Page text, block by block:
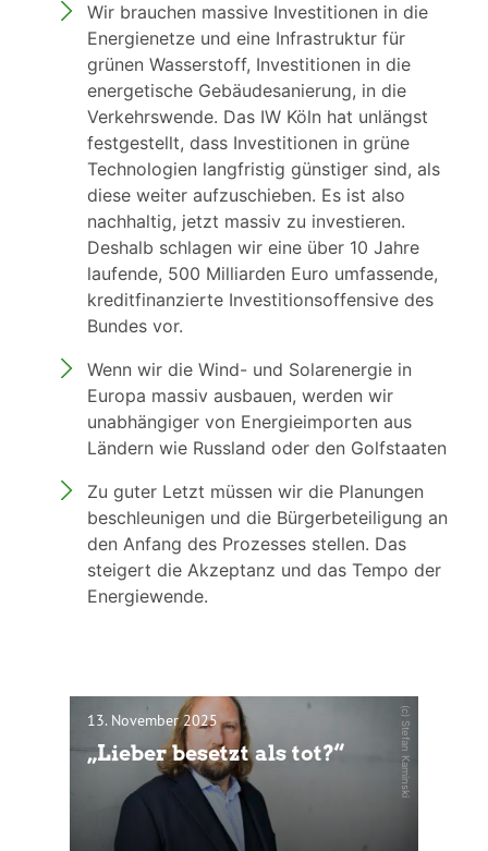
Wir brauchen massive Investitionen in die
Energienetze und eine Infrastruktur für
grünen Wasserstoff, Investitionen in die
energetische Gebäudesanierung, in die
Verkehrswende. Das IW Köln hat unlängst
festgestellt, dass Investitionen in grüne
Technologien langfristig günstiger sind, als
diese weiter aufzuschieben. Es ist also
nachhaltig, jetzt massiv zu investieren.
Deshalb schlagen wir eine über 10 Jahre
laufende, 500 Milliarden Euro umfassende,
kreditfinanzierte Investitionsoffensive des
Bundes vor.
Wenn wir die Wind- und Solarenergie in
Europa massiv ausbauen, werden wir
unabhängiger von Energieimporten aus
Ländern wie Russland oder den Golfstaaten
Zu guter Letzt müssen wir die Planungen
beschleunigen und die Bürgerbeteiligung an
den Anfang des Prozesses stellen. Das
steigert die Akzeptanz und das Tempo der
Energiewende.
(c) Stefan Kaminski
13. November 2025
„Lieber besetzt als tot?“